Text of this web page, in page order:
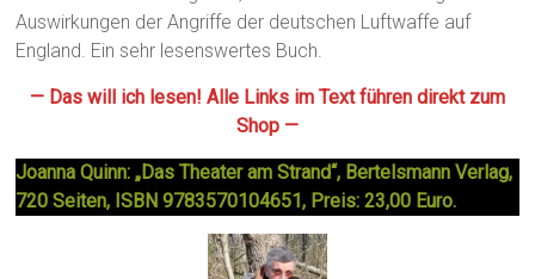
Auswirkungen der Angriffe der deutschen Luftwaffe auf
England. Ein sehr lesenswertes Buch.
— Das will ich lesen! Alle Links im Text führen direkt zum
Shop —
Joanna Quinn: „Das Theater am Strand“, Bertelsmann Verlag,
720 Seiten, ISBN 9783570104651, Preis: 23,00 Euro.